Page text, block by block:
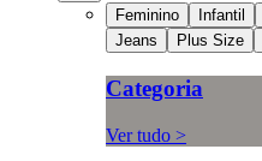
Feminino Infantil
Jeans
Plus Size
Categoria
Ver tudo >